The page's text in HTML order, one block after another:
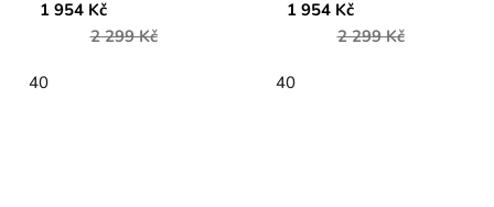
1 954 Kč
2 299 Kč
40
1 954 Kč
2 299 Kč
40